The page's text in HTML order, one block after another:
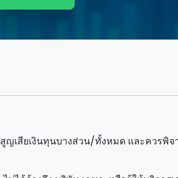
ญเสียเงินทุนบางส่วน/ทั้งหมด และควร